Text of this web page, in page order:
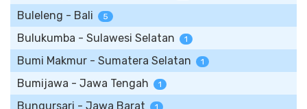
Buleleng - Bali 5
Bulukumba - Sulawesi Selatan 1
Bumi Makmur - Sumatera Selatan 1
Bumijawa - Jawa Tengah 1
Bungursari - Jawa Barat 1